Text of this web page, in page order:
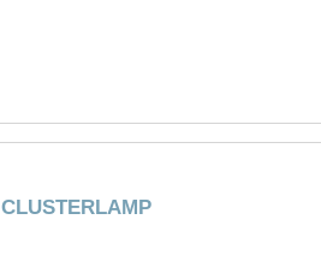
CLUSTERLAMP